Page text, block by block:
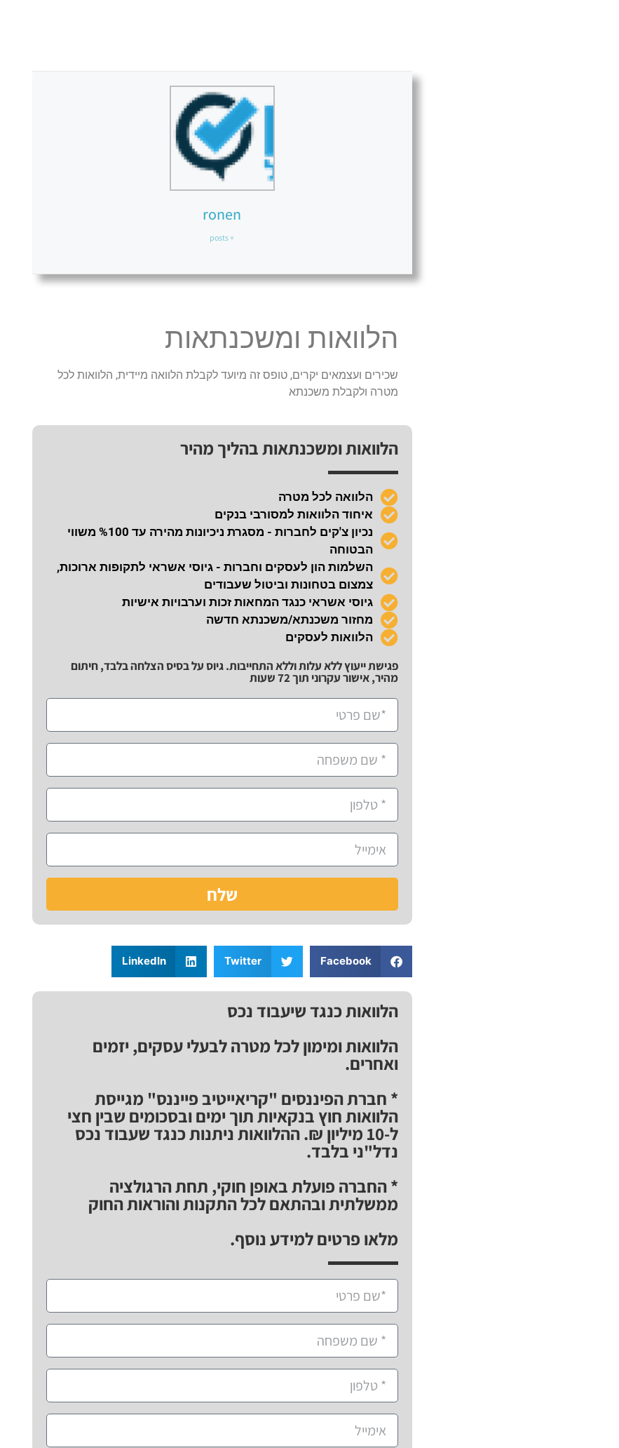
ronen
+ posts
הלוואות ומשכנתאות
שכירים ועצמאים יקרים, טופס זה מיועד לקבלת הלוואה מיידית, הלוואות לכל
מטרה ולקבלת משכנתא
הלוואות ומשכנתאות בהליך מהיר
הלוואה לכל מטרה
איחוד הלוואות למסורבי בנקים
נכיון צ'קים לחברות - מסגרת ניכיונות מהירה עד %100 משווי
הבטוחה
השלמות הון לעסקים וחברות - גיוסי אשראי לתקופות ארוכות,
צמצום בטחונות וביטול שעבודים
גיוסי אשראי כנגד המחאות זכות וערבויות אישיות
מחזור משכנתא/משכנתא חדשה
הלוואות לעסקים
פגישת ייעוץ ללא עלות וללא התחייבות. גיוס על בסיס הצלחה בלבד, חיתום
מהיר, אישור עקרוני תוך 72 שעות
שלח
Facebook
Twitter
LinkedIn
הלוואות כנגד שיעבוד נכס
הלוואות ומימון לכל מטרה לבעלי עסקים, יזמים
ואחרים.
* חברת הפיננסים "קריאייטיב פייננס" מגייסת
הלוואות חוץ בנקאיות תוך ימים ובסכומים שבין חצי
ל-10 מיליון ₪. ההלוואות ניתנות כנגד שעבוד נכס
נדל"ני בלבד.
* החברה פועלת באופן חוקי, תחת הרגולציה
ממשלתית ובהתאם לכל התקנות והוראות החוק
מלאו פרטים למידע נוסף.